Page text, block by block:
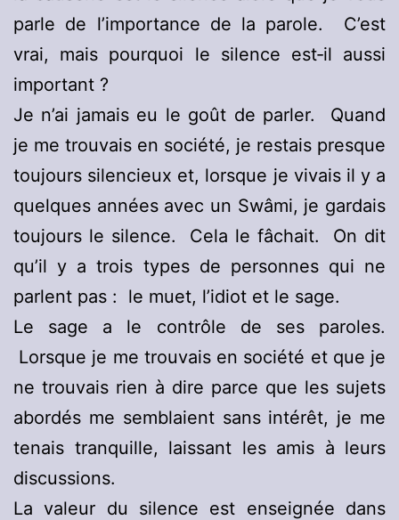
parle de l’importance de la parole. C’est
vrai, mais pourquoi le silence est‑il aussi
important ?
Je n’ai jamais eu le goût de parler. Quand
je me trouvais en société, je restais presque
toujours silencieux et, lorsque je vivais il y a
quelques années avec un Swâmi, je gardais
toujours le silence. Cela le fâchait. On dit
qu’il y a trois types de personnes qui ne
parlent pas : le muet, l’idiot et le sage.
Le sage a le contrôle de ses paroles.
Lorsque je me trouvais en société et que je
ne trouvais rien à dire parce que les sujets
abordés me semblaient sans intérêt, je me
tenais tranquille, laissant les amis à leurs
discussions.
La valeur du silence est enseignée dans